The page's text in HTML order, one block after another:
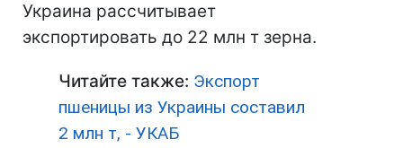
Украина рассчитывает
экспортировать до 22 млн т зерна.
Читайте также: Экспорт
пшеницы из Украины составил
2 млн т, - УКАБ